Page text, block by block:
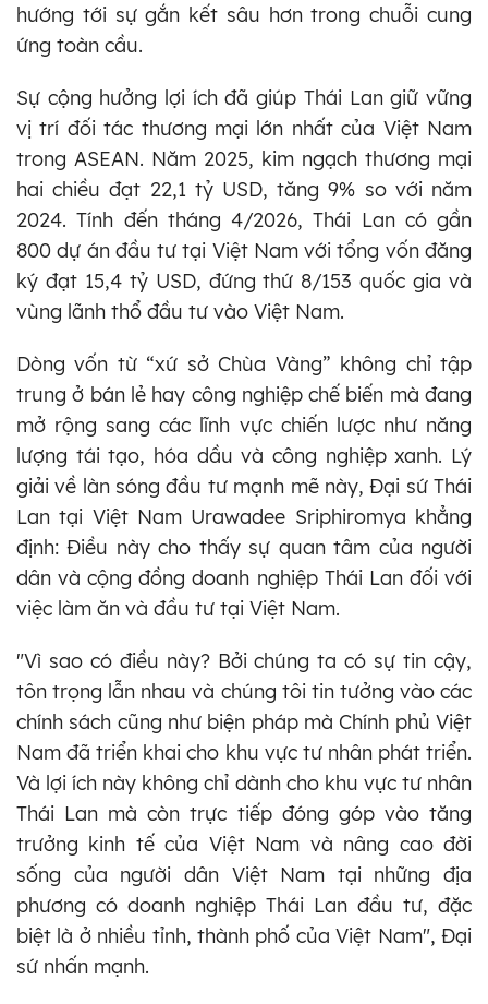
hướng tới sự gắn kết sâu hơn trong chuỗi cung
ứng toàn cầu.
Sự cộng hưởng lợi ích đã giúp Thái Lan giữ vững
vị trí đối tác thương mại lớn nhất của Việt Nam
trong ASEAN. Năm 2025, kim ngạch thương mại
hai chiều đạt 22,1 tỷ USD, tăng 9% so với năm
2024. Tính đến tháng 4/2026, Thái Lan có gần
800 dự án đầu tư tại Việt Nam với tổng vốn đăng
ký đạt 15,4 tỷ USD, đứng thứ 8/153 quốc gia và
vùng lãnh thổ đầu tư vào Việt Nam.
Dòng vốn từ “xứ sở Chùa Vàng” không chỉ tập
trung ở bán lẻ hay công nghiệp chế biến mà đang
mở rộng sang các lĩnh vực chiến lược như năng
lượng tái tạo, hóa dầu và công nghiệp xanh. Lý
giải về làn sóng đầu tư mạnh mẽ này, Đại sứ Thái
Lan tại Việt Nam Urawadee Sriphiromya khẳng
định: Điều này cho thấy sự quan tâm của người
dân và cộng đồng doanh nghiệp Thái Lan đối với
việc làm ăn và đầu tư tại Việt Nam.
"Vì sao có điều này? Bởi chúng ta có sự tin cậy,
tôn trọng lẫn nhau và chúng tôi tin tưởng vào các
chính sách cũng như biện pháp mà Chính phủ Việt
Nam đã triển khai cho khu vực tư nhân phát triển.
Và lợi ích này không chỉ dành cho khu vực tư nhân
Thái Lan mà còn trực tiếp đóng góp vào tăng
trưởng kinh tế của Việt Nam và nâng cao đời
sống của người dân Việt Nam tại những địa
phương có doanh nghiệp Thái Lan đầu tư, đặc
biệt là ở nhiều tỉnh, thành phố của Việt Nam", Đại
sứ nhấn mạnh.